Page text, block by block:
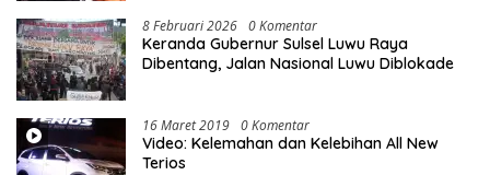
8 Februari 2026 0 Komentar
Keranda Gubernur Sulsel Luwu Raya
Dibentang, Jalan Nasional Luwu Diblokade
16 Maret 2019 0 Komentar
Video: Kelemahan dan Kelebihan All New
Terios